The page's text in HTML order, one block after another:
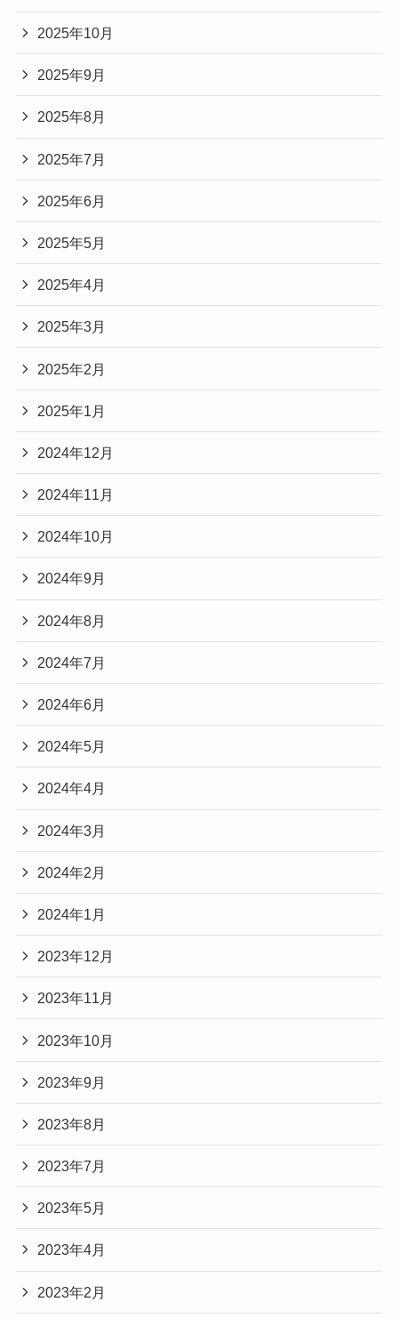
2025年10月
2025年9月
2025年8月
2025年7月
2025年6月
2025年5月
2025年4月
2025年3月
2025年2月
2025年1月
2024年12月
2024年11月
2024年10月
2024年9月
2024年8月
2024年7月
2024年6月
2024年5月
2024年4月
2024年3月
2024年2月
2024年1月
2023年12月
2023年11月
2023年10月
2023年9月
2023年8月
2023年7月
2023年5月
2023年4月
2023年2月